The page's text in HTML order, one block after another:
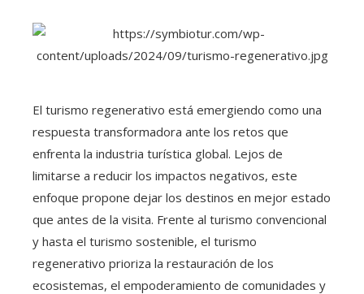
El turismo regenerativo está emergiendo como una
respuesta transformadora ante los retos que
enfrenta la industria turística global. Lejos de
limitarse a reducir los impactos negativos, este
enfoque propone dejar los destinos en mejor estado
que antes de la visita. Frente al turismo convencional
y hasta el turismo sostenible, el turismo
regenerativo prioriza la restauración de los
ecosistemas, el empoderamiento de comunidades y